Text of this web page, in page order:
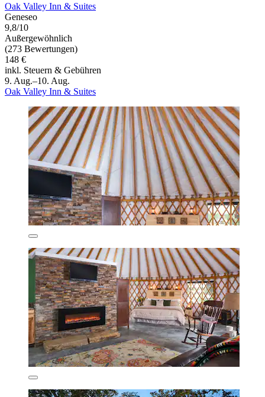
Oak Valley Inn & Suites
Geneseo
9,8/10
Außergewöhnlich
(273 Bewertungen)
148 €
inkl. Steuern & Gebühren
9. Aug.–10. Aug.
Oak Valley Inn & Suites